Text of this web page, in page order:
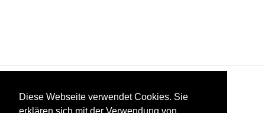
Diese Webseite verwendet Cookies. Sie